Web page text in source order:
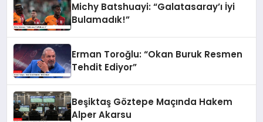
Michy Batshuayi: “Galatasaray’ı İyi
Bulamadık!”
Erman Toroğlu: “Okan Buruk Resmen
Tehdit Ediyor”
Beşiktaş Göztepe Maçında Hakem
Alper Akarsu